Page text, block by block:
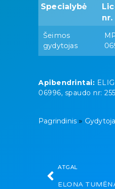
Specialybė
nr.
Šeimos
gydytojas
Apibendrintai:
06996, spaudo nr:
Pagrindinis »
ATGAL
ELONA